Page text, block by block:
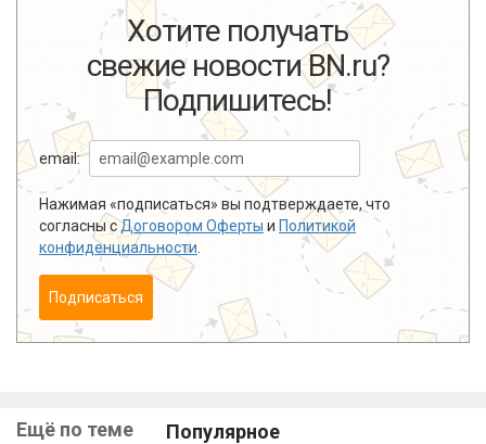
Хотите получать
свежие новости BN.ru?
Подпишитесь!
email:
Нажимая «подписаться» вы подтверждаете, что
согласны сДоговором Оферты и Политикой
конфиденциальности
Подписаться
Ещё по теме Популярное